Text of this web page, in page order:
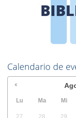
Calendario de
Lu Ma Mi
27 28 29